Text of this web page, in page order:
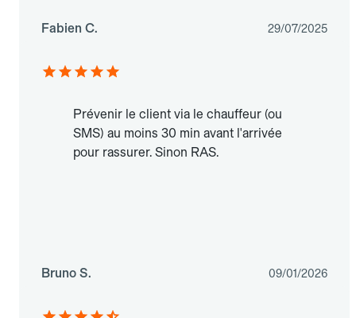
Fabien C. 29/07/2025
Prévenir le client via le chauffeur (ou
SMS) au moins 30 min avant l'arrivée
pour rassurer. Sinon RAS.
Bruno S. 09/01/2026